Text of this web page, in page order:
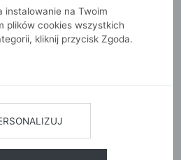
instalowanie na Twoim
plików cookies wszystkich
kliknij przycisk Zgoda.